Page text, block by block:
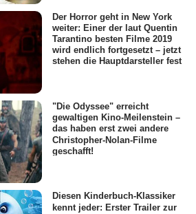
Der Horror geht in New York
weiter: Einer der laut Quentin
Tarantino besten Filme 2019
wird endlich fortgesetzt – jetzt
stehen die Hauptdarsteller fest
"Die Odyssee" erreicht
gewaltigen Kino-Meilenstein –
das haben erst zwei andere
Christopher-Nolan-Filme
geschafft!
Diesen Kinderbuch-Klassiker
kennt jeder: Erster Trailer zur